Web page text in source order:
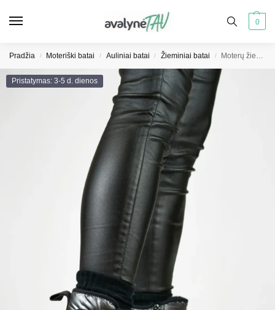
0
Pradžia / Moteriški batai / Auliniai batai / Žieminiai batai / Moterų žieminiai batai apšiltinti metaliniai vandeniui atsparūs sniego batai
Pristatymas: 3-5 d. dienos